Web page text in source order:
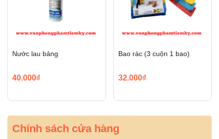
Nước lau bảng
40.000₫
Bao rác (3 cuộn 1 bao)
32.000₫
Chính sách cửa hàng